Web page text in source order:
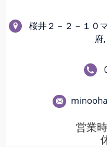
桜井２－２－１０
府
営業